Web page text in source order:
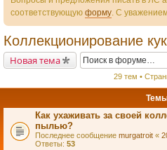
соответствующую форму. С
Коллекционирование
Новая тема
29 тем •
Как ухаживать за своей
пылью?
Последнее сообщение murgatroit «
Ответы: 53